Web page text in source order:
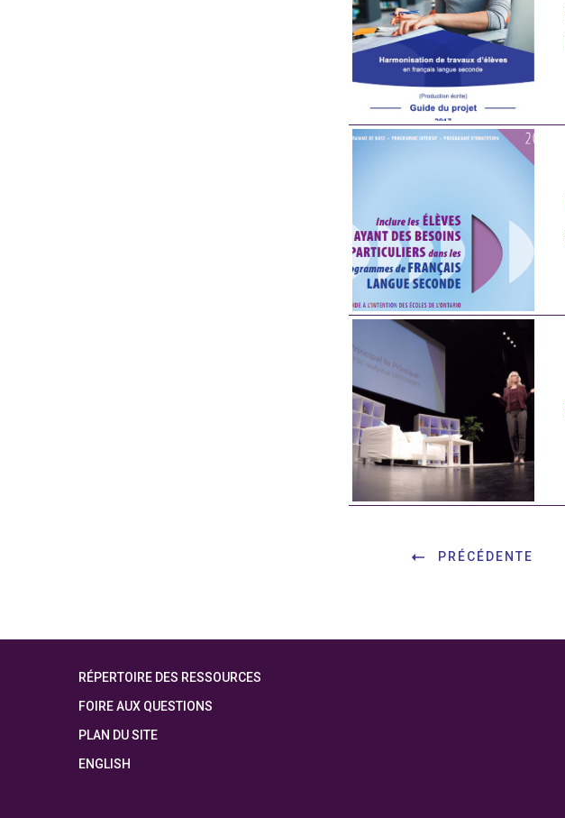
PRÉCÉDENTE
RÉPERTOIRE DES RESSOURCES
FOIRE AUX QUESTIONS
PLAN DU SITE
ENGLISH